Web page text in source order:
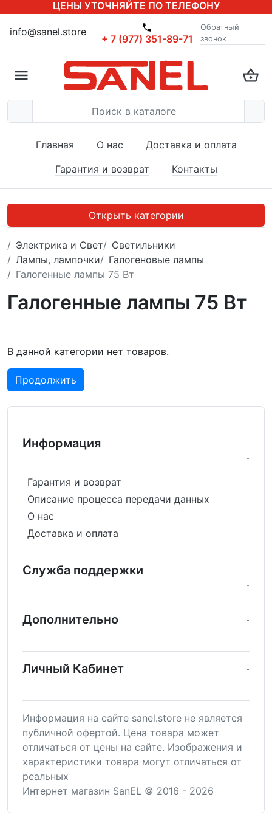
ЦЕНЫ УТОЧНЯЙТЕ ПО ТЕЛЕФОНУ
info@sanel.store
+ 7 (977) 351-89-71
Обратный
звонок
Главная О нас
Доставка и оплата
Гарантия и возврат
Контакты
Открыть категории
Электрика и Свет
Светильники
Лампы, лампочки
Галогеновые лампы
Галогенные лампы 75 Вт
Галогенные лампы 75 Вт
В данной категории нет товаров.
Продолжить
Информация
Гарантия и возврат
Описание процесса передачи данных
О нас
Доставка и оплата
Служба поддержки
Дополнительно
Личный Кабинет
Информация на сайте sanel.store не является
публичной офертой. Цена товара может
отличаться от цены на сайте. Изображения и
характеристики товара могут отличаться от
реальных
Интернет магазин SanEL © 2016 - 2026